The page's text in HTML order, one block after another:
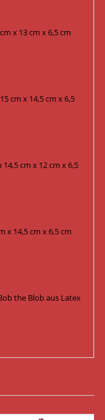
x 13 cm x 6,5 cm
cm x 14,5 cm x 6,5
cm x 12 cm x 6,5
x 14,5 cm x 6,5 cm
the Blob aus Latex